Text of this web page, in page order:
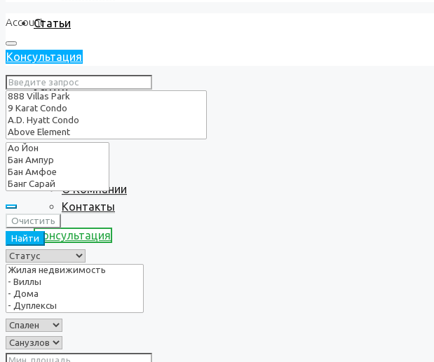
Статьи
Услуги
О нас
О Компании
Контакты
Консультация
Account
Консультация
Очистить
Найти